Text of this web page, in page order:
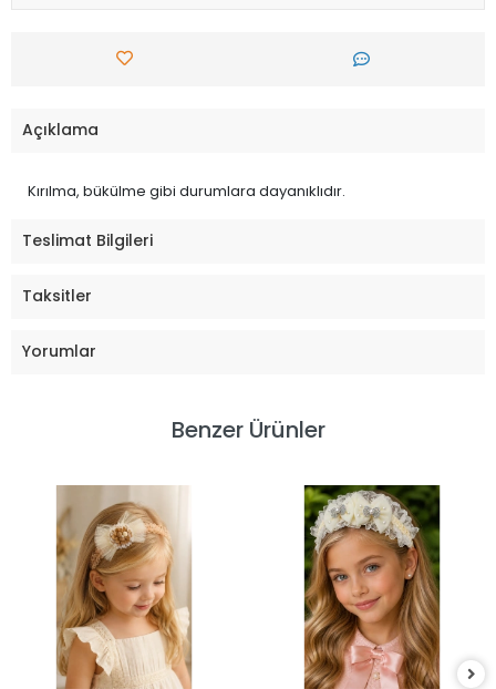
Açıklama
Kırılma, bükülme gibi durumlara dayanıklıdır.
Teslimat Bilgileri
Taksitler
Yorumlar
Benzer Ürünler